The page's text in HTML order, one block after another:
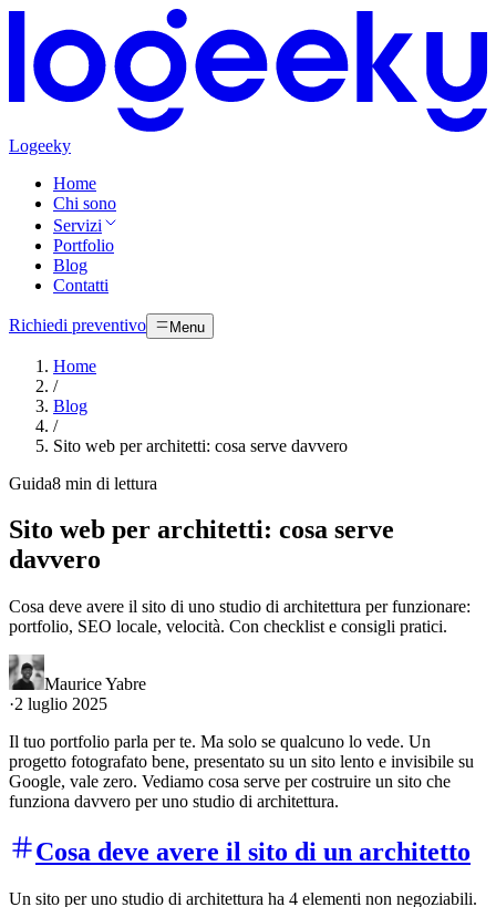
Logeeky
Home
Chi sono
Servizi
Portfolio
Blog
Contatti
Richiedi preventivo Menu
Home
/
Blog
/
Sito web per architetti: cosa serve davvero
Guida8 min di lettura
Sito web per architetti: cosa serve
davvero
Cosa deve avere il sito di uno studio di architettura per funzionare:
portfolio, SEO locale, velocità. Con checklist e consigli pratici.
Maurice Yabre
·2 luglio 2025
Il tuo portfolio parla per te. Ma solo se qualcuno lo vede. Un
progetto fotografato bene, presentato su un sito lento e invisibile su
Google, vale zero. Vediamo cosa serve per costruire un sito che
funziona davvero per uno studio di architettura.
Cosa deve avere il sito di un architetto
Un sito per uno studio di architettura ha 4 elementi non negoziabili.